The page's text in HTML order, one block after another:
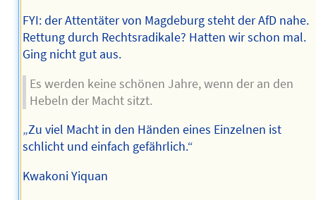
FYI: der Attentäter von Magdeburg steht der AfD nahe.
Rettung durch Rechtsradikale? Hatten wir schon mal.
Ging nicht gut aus.
Es werden keine schönen Jahre, wenn der an den
Hebeln der Macht sitzt.
„Zu viel Macht in den Händen eines Einzelnen ist
schlicht und einfach gefährlich.“
Kwakoni Yiquan